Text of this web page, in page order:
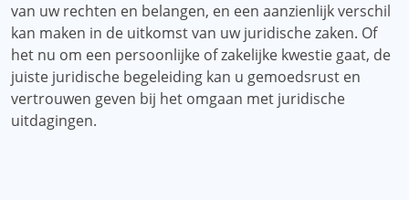
van uw rechten en belangen, en een aanzienlijk verschil
kan maken in de uitkomst van uw juridische zaken. Of
het nu om een ​​persoonlijke of zakelijke kwestie gaat, de
juiste juridische begeleiding kan u gemoedsrust en
vertrouwen geven bij het omgaan met juridische
uitdagingen.